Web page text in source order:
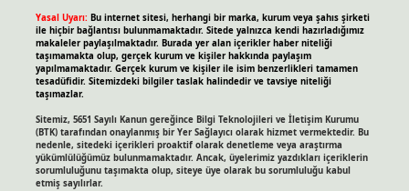
Yasal Uyarı: Bu internet sitesi, herhangi bir marka, kurum veya şahıs şirketi
ile hiçbir bağlantısı bulunmamaktadır. Sitede yalnızca kendi hazırladığımız
makaleler paylaşılmaktadır. Burada yer alan içerikler haber niteliği
taşımamakta olup, gerçek kurum ve kişiler hakkında paylaşım
yapılmamaktadır. Gerçek kurum ve kişiler ile isim benzerlikleri tamamen
tesadüfidir. Sitemizdeki bilgiler taslak halindedir ve tavsiye niteliği
taşımazlar.
Sitemiz, 5651 Sayılı Kanun gereğince Bilgi Teknolojileri ve İletişim Kurumu
(BTK) tarafından onaylanmış bir Yer Sağlayıcı olarak hizmet vermektedir. Bu
nedenle, sitedeki içerikleri proaktif olarak denetleme veya araştırma
yükümlülüğümüz bulunmamaktadır. Ancak, üyelerimiz yazdıkları içeriklerin
sorumluluğunu taşımakta olup, siteye üye olarak bu sorumluluğu kabul
etmiş sayılırlar.